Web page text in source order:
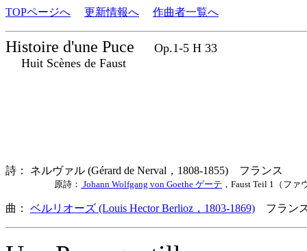
TOPページへ 更新情報へ 作曲者一覧へ
Histoire d'une Puce
Op.1-5 H 33
Huit Scènes de Faust
詩： ネルヴァル (Gérard de Nerval，1808-1855) フランス
原詩： Johann Wolfgang von Goethe ゲーテ ，Faust Teil 1（フ
曲： ベルリオーズ (Louis Hector Berlioz，1803-1869) フラン